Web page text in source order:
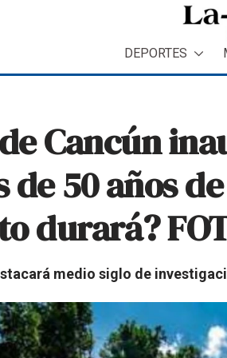
DEPORTES
Cancún
de 50 años
durará?
medio siglo de